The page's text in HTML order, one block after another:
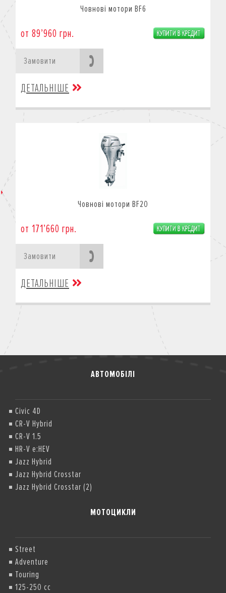
Човнові мотори BF6
от 89’960 грн.
Замовити
ДЕТАЛЬНІШЕ
Човнові мотори BF20
от 171’660 грн.
Замовити
ДЕТАЛЬНІШЕ
АВТОМОБІЛІ
Civic 4D
CR-V Hybrid
CR-V 1.5
HR-V e:HEV
Jazz Hybrid
Jazz Hybrid Crosstar
Jazz Hybrid Crosstar (2)
МОТОЦИКЛИ
Street
Adventure
Touring
125-250 cc